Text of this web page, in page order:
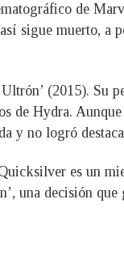
de
sigue muerto, a
(2015). Su
de Hydra.
y no logró
es un
una decisión que